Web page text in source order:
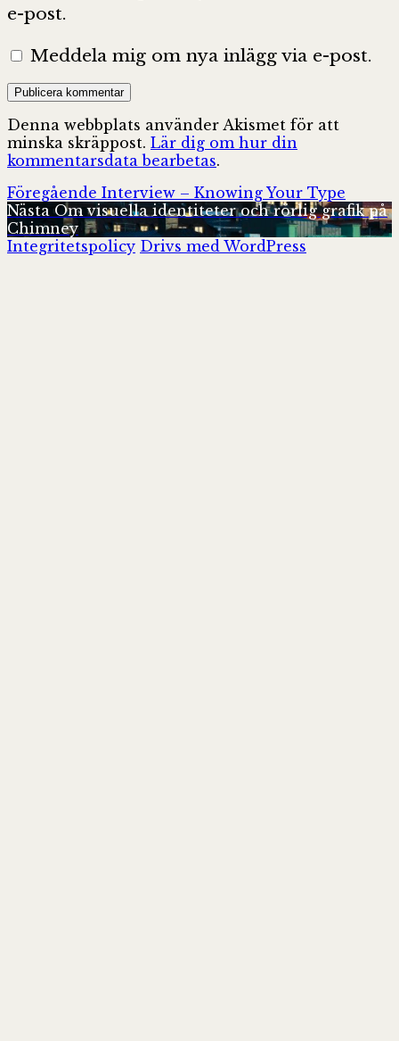
e-post.
Meddela mig om nya inlägg via e-post.
Denna webbplats använder Akismet för att
minska skräppost. Lär dig om hur din
kommentarsdata bearbetas.
Inläggsnavigering
Föregående Föregående
inlägg:
Interview – Knowing Your Type
Nästa Nästa
inlägg:
Om visuella identiteter och rörlig grafik på
Chimney
Integritetspolicy Drivs med WordPress